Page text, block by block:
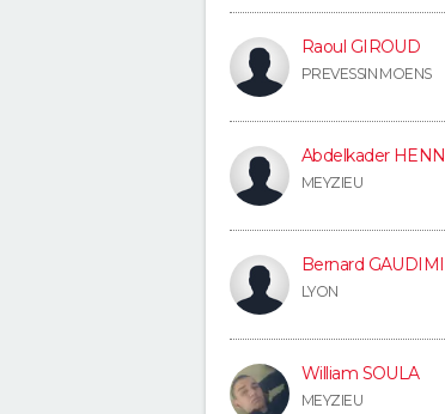
Raoul GIROUD
PREVESSIN MOENS
Abdelkader
MEYZIEU
Bernard
LYON
William SOULA
MEYZIEU